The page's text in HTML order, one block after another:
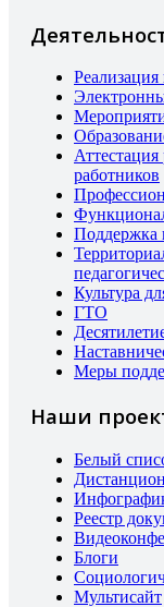
работников
Поддержка
Культура
ГТО
Меры
Наши
Белый
Реестр
Блоги
Мультисайт